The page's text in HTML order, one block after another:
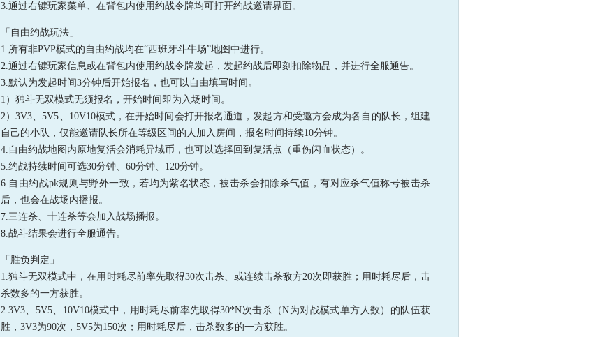
3.通过右键玩家菜单、在背包内使用约战令牌均可打开约战邀请界面。
「自由约战玩法」
1.所有非PVP模式的自由约战均在“西班牙斗牛场”地图中进行。
2.通过右键玩家信息或在背包内使用约战令牌发起，发起约战后即刻扣除物品，并进行全服通告。
3.默认为发起时间3分钟后开始报名，也可以自由填写时间。
1）独斗无双模式无须报名，开始时间即为入场时间。
2）3V3、5V5、10V10模式，在开始时间会打开报名通道，发起方和受邀方会成为各自的队长，组建
自己的小队，仅能邀请队长所在等级区间的人加入房间，报名时间持续10分钟。
4.自由约战地图内原地复活会消耗异域币，也可以选择回到复活点（重伤闪血状态）。
5.约战持续时间可选30分钟、60分钟、120分钟。
6.自由约战pk规则与野外一致，若均为紫名状态，被击杀会扣除杀气值，有对应杀气值称号被击杀
后，也会在战场内播报。
7.三连杀、十连杀等会加入战场播报。
8.战斗结果会进行全服通告。
「胜负判定」
1.独斗无双模式中，在用时耗尽前率先取得30次击杀、或连续击杀敌方20次即获胜；用时耗尽后，击
杀数多的一方获胜。
2.3V3、5V5、10V10模式中，用时耗尽前率先取得30*N次击杀（N为对战模式单方人数）的队伍获
胜，3V3为90次，5V5为150次；用时耗尽后，击杀数多的一方获胜。